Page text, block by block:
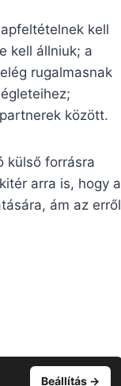
kell
kell állniuk; a
rugalmasnak
között.
külső forrásra
arra is, hogy a
ám az erről
Beállítás →